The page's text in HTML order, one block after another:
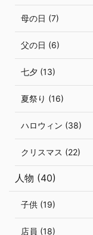
母の日 (7)
父の日 (6)
七夕 (13)
夏祭り (16)
ハロウィン (38)
クリスマス (22)
人物 (40)
子供 (19)
店員 (18)